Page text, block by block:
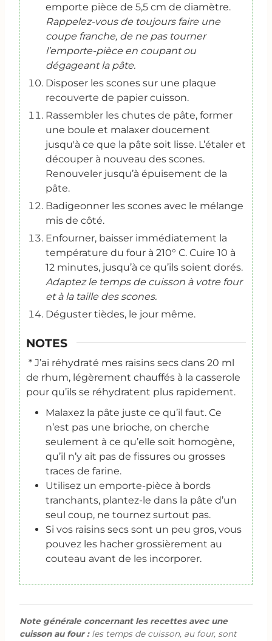
emporte pièce de 5,5 cm de diamètre.
Rappelez-vous de toujours faire une
coupe franche, de ne pas tourner
l’emporte-pièce en coupant ou
dégageant la pâte.
Disposer les scones sur une plaque
recouverte de papier cuisson.
Rassembler les chutes de pâte, former
une boule et malaxer doucement
jusqu'à ce que la pâte soit lisse. L’étaler et
découper à nouveau des scones.
Renouveler jusqu’à épuisement de la
pâte.
Badigeonner les scones avec le mélange
mis de côté.
Enfourner, baisser immédiatement la
température du four à 210° C. Cuire 10 à
12 minutes, jusqu’à ce qu’ils soient dorés.
Adaptez le temps de cuisson à votre four
et à la taille des scones.
Déguster tièdes, le jour même.
NOTES
* J’ai réhydraté mes raisins secs dans 20 ml
de rhum, légèrement chauffés à la casserole
pour qu’ils se réhydratent plus rapidement.
Malaxez la pâte juste ce qu’il faut. Ce
n’est pas une brioche, on cherche
seulement à ce qu’elle soit homogène,
qu’il n’y ait pas de fissures ou grosses
traces de farine.
Utilisez un emporte-pièce à bords
tranchants, plantez-le dans la pâte d’un
seul coup, ne tournez surtout pas.
Si vos raisins secs sont un peu gros, vous
pouvez les hacher grossièrement au
couteau avant de les incorporer.
Note générale concernant les recettes avec une
cuisson au four :les temps de cuisson, au four, sont